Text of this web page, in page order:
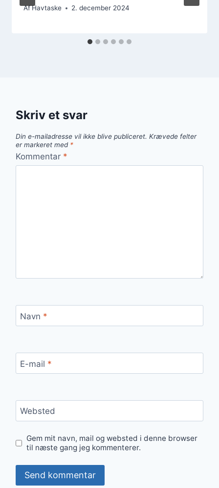
AfHavtaske 2. december 2024
Skriv et svar
Din e-mailadresse vil ikke blive publiceret. Krævede felter
er markeret med *
Kommentar *
Navn *
E-mail *
Websted
Gem mit navn, mail og websted i denne browser
til næste gang jeg kommenterer.